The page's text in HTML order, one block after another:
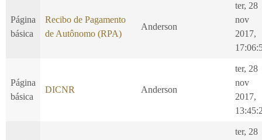
Página
básica
Recibo de Pagamento
de Autônomo (RPA)
Anderson
ter, 28
nov
2017,
Página
básica
DICNR Anderson
ter, 28
nov
2017,
ter, 28